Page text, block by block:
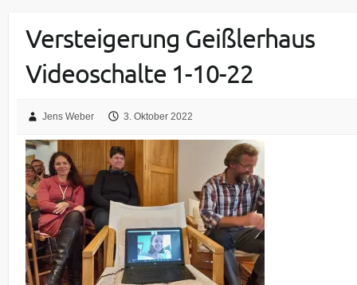
Versteigerung Geißlerhaus
Videoschalte 1-10-22
Jens Weber 3. Oktober 2022